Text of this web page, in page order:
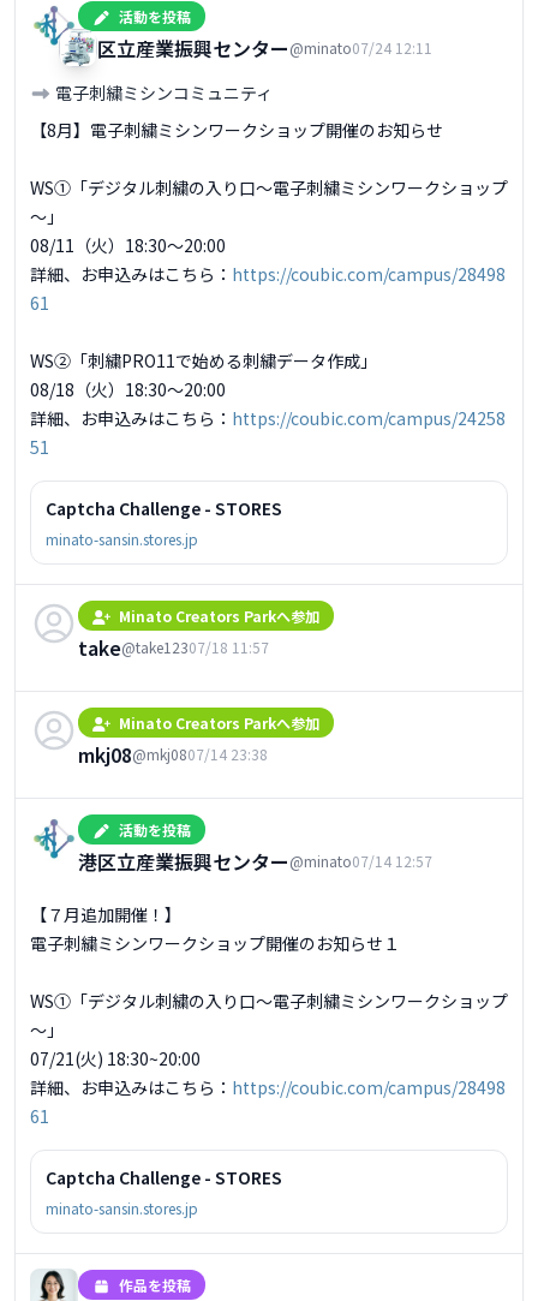
活動を投稿
港区立産業振興センター@minato07/24 12:11
電子刺繍ミシンコミュニティ
【8月】電子刺繍ミシンワークショップ開催のお知らせ
WS①「デジタル刺繍の入り口～電子刺繍ミシンワークショップ
～」
08/11（火）18:30〜20:00
詳細、お申込みはこちら： https://coubic.com/campus/28498
61
WS②「刺繍PRO11で始める刺繍データ作成」
08/18（火）18:30〜20:00
詳細、お申込みはこちら： https://coubic.com/campus/24258
51
Captcha Challenge - STORES
minato-sansin.stores.jp
Minato Creators Parkへ参加
take@take12307/18 11:57
Minato Creators Parkへ参加
mkj08@mkj0807/14 23:38
活動を投稿
港区立産業振興センター@minato07/14 12:57
【７月追加開催！】
電子刺繍ミシンワークショップ開催のお知らせ１
WS①「デジタル刺繍の入り口～電子刺繍ミシンワークショップ
～」
07/21(火) 18:30~20:00
詳細、お申込みはこちら： https://coubic.com/campus/28498
61
Captcha Challenge - STORES
minato-sansin.stores.jp
作品を投稿